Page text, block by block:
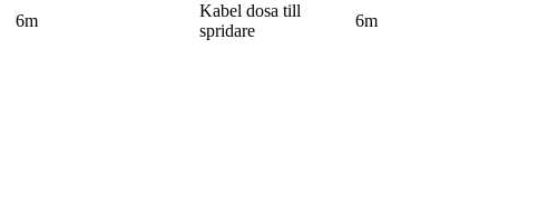
6m
Kabel dosa till
spridare
6m